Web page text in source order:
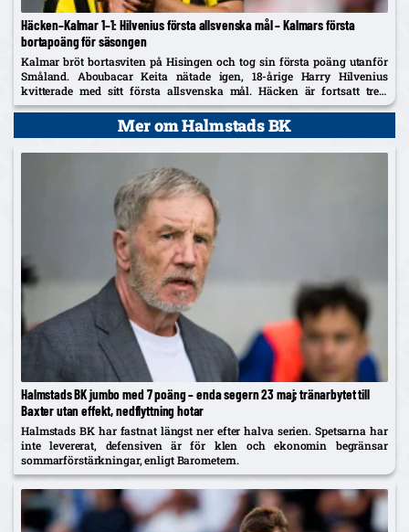
Häcken–Kalmar 1–1: Hilvenius första allsvenska mål – Kalmars första
bortapoäng för säsongen
Kalmar bröt bortasviten på Hisingen och tog sin första poäng utanför
Småland. Aboubacar Keita nätade igen, 18-årige Harry Hilvenius
kvitterade med sitt första allsvenska mål. Häcken är fortsatt trea,
Kalmar kliver upp på tionde plats.
Mer om Halmstads BK
Halmstads BK jumbo med 7 poäng – enda segern 23 maj; tränarbytet till
Baxter utan effekt, nedflyttning hotar
Halmstads BK har fastnat längst ner efter halva serien. Spetsarna har
inte levererat, defensiven är för klen och ekonomin begränsar
sommarförstärkningar, enligt Barometern.